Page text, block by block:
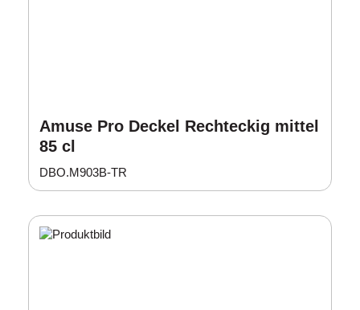
Amuse Pro Deckel Rechteckig mittel
85 cl
DBO.M903B-TR